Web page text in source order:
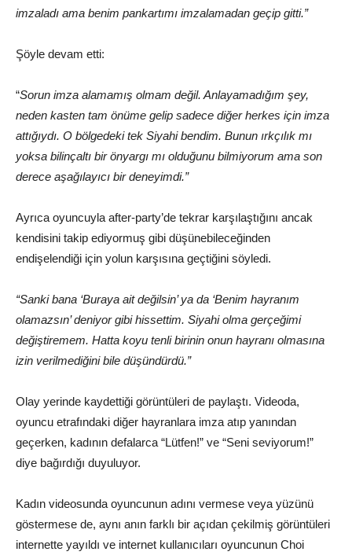
imzaladı ama benim pankartımı imzalamadan geçip gitti.”
Şöyle devam etti:
“Sorun imza alamamış olmam değil. Anlayamadığım şey,
neden kasten tam önüme gelip sadece diğer herkes için imza
attığıydı. O bölgedeki tek Siyahi bendim. Bunun ırkçılık mı
yoksa bilinçaltı bir önyargı mı olduğunu bilmiyorum ama son
derece aşağılayıcı bir deneyimdi.”
Ayrıca oyuncuyla after-party’de tekrar karşılaştığını ancak
kendisini takip ediyormuş gibi düşünebileceğinden
endişelendiği için yolun karşısına geçtiğini söyledi.
“Sanki bana ‘Buraya ait değilsin’ ya da ‘Benim hayranım
olamazsın’ deniyor gibi hissettim. Siyahi olma gerçeğimi
değiştiremem. Hatta koyu tenli birinin onun hayranı olmasına
izin verilmediğini bile düşündürdü.”
Olay yerinde kaydettiği görüntüleri de paylaştı. Videoda,
oyuncu etrafındaki diğer hayranlara imza atıp yanından
geçerken, kadının defalarca “Lütfen!” ve “Seni seviyorum!”
diye bağırdığı duyuluyor.
Kadın videosunda oyuncunun adını vermese veya yüzünü
göstermese de, aynı anın farklı bir açıdan çekilmiş görüntüleri
internette yayıldı ve internet kullanıcıları oyuncunun Choi